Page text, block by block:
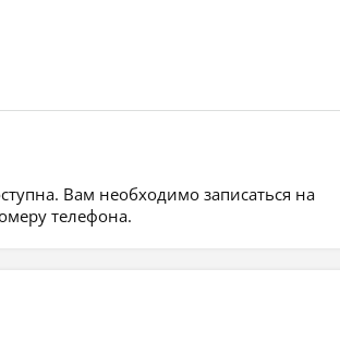
Вам необходимо записаться на
телефона.